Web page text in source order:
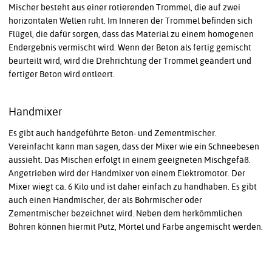
Mischer besteht aus einer rotierenden Trommel, die auf zwei
horizontalen Wellen ruht. Im Inneren der Trommel befinden sich
Flügel, die dafür sorgen, dass das Material zu einem homogenen
Endergebnis vermischt wird. Wenn der Beton als fertig gemischt
beurteilt wird, wird die Drehrichtung der Trommel geändert und
fertiger Beton wird entleert.
Handmixer
Es gibt auch handgeführte Beton- und Zementmischer.
Vereinfacht kann man sagen, dass der Mixer wie ein Schneebesen
aussieht. Das Mischen erfolgt in einem geeigneten Mischgefäß.
Angetrieben wird der Handmixer von einem Elektromotor. Der
Mixer wiegt ca. 6 Kilo und ist daher einfach zu handhaben. Es gibt
auch einen Handmischer, der als Bohrmischer oder
Zementmischer bezeichnet wird. Neben dem herkömmlichen
Bohren können hiermit Putz, Mörtel und Farbe angemischt werden.